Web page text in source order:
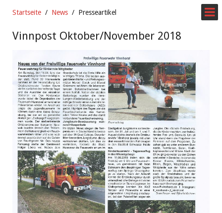
Startseite News Presseartikel
Vinnpost Oktober/November 2018